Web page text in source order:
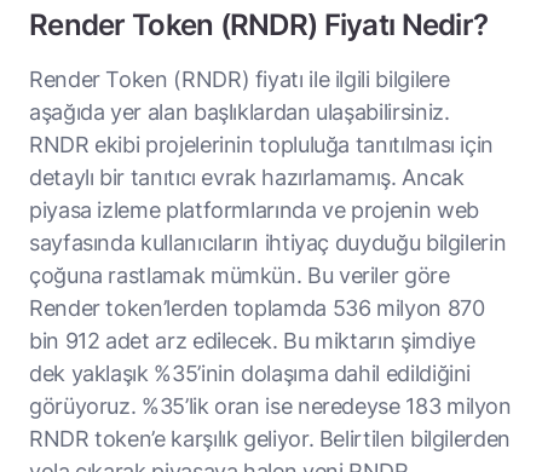
Render Token (RNDR) Fiyatı Nedir?
Render Token (RNDR) fiyatı ile ilgili bilgilere
aşağıda yer alan başlıklardan ulaşabilirsiniz.
RNDR ekibi projelerinin topluluğa tanıtılması için
detaylı bir tanıtıcı evrak hazırlamamış. Ancak
piyasa izleme platformlarında ve projenin web
sayfasında kullanıcıların ihtiyaç duyduğu bilgilerin
çoğuna rastlamak mümkün. Bu veriler göre
Render token’lerden toplamda 536 milyon 870
bin 912 adet arz edilecek. Bu miktarın şimdiye
dek yaklaşık %35’inin dolaşıma dahil edildiğini
görüyoruz. %35’lik oran ise neredeyse 183 milyon
RNDR token’e karşılık geliyor. Belirtilen bilgilerden